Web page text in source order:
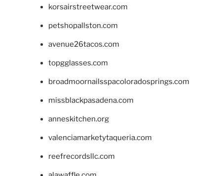
korsairstreetwear.com
petshopallston.com
avenue26tacos.com
topgglasses.com
broadmoornailsspacoloradosprings.com
missblackpasadena.com
anneskitchen.org
valenciamarketytaqueria.com
reefrecordsllc.com